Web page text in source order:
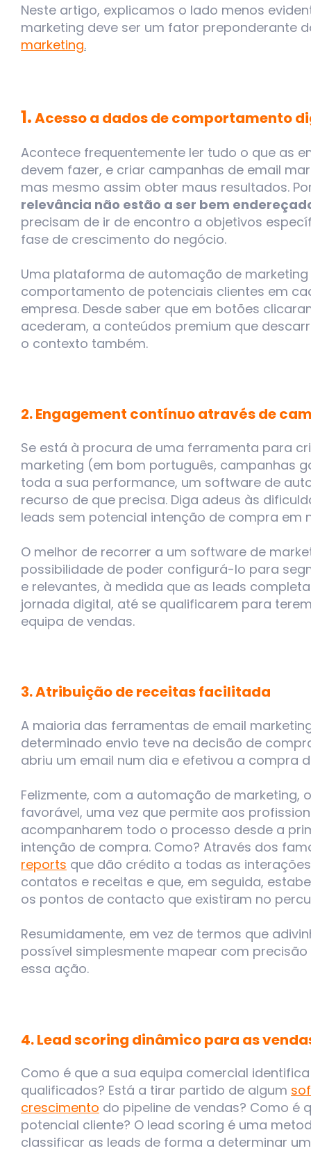
Neste artigo, explicamos o lado menos
marketing deve ser um fator preponderante
marketing.
1.Acesso a dados de comportamento
Acontece frequentemente ler tudo o que as
devem fazer, e criar campanhas de email
mas mesmo assim obter maus resultados.
relevância não estão a ser bem
precisam de ir de encontro a objetivos
fase de crescimento do negócio.
Uma plataforma de automação de
comportamento de potenciais clientes em
empresa. Desde saber que em botões
acederam, a conteúdos premium que
o contexto também.
2. Engagement contínuo através de
Se está à procura de uma ferramenta para
marketing (em bom português, campanhas
toda a sua performance, um software de
recurso de que precisa. Diga adeus às
leads sem potencial intenção de compra em
O melhor de recorrer a um software de
possibilidade de poder configurá-lo para
e relevantes, à medida que as leads
jornada digital, até se qualificarem para
equipa de vendas.
3. Atribuição de receitas facilitada
A maioria das ferramentas de email
determinado envio teve na decisão de
abriu um email num dia e efetivou a compra
Felizmente, com a automação de marketing,
favorável, uma vez que permite aos
acompanharem todo o processo desde a
intenção de compra. Como? Através dos
reports que dão crédito a todas as
contatos e receitas e que, em seguida,
os pontos de contacto que existiram no
Resumidamente, em vez de termos que
possível simplesmente mapear com
essa ação.
4. Lead scoring dinâmico para as
Como é que a sua equipa comercial
qualificados? Está a tirar partido de algum
crescimento do pipeline de vendas? Como é
potencial cliente? O lead scoring é uma
classificar as leads de forma a determinar